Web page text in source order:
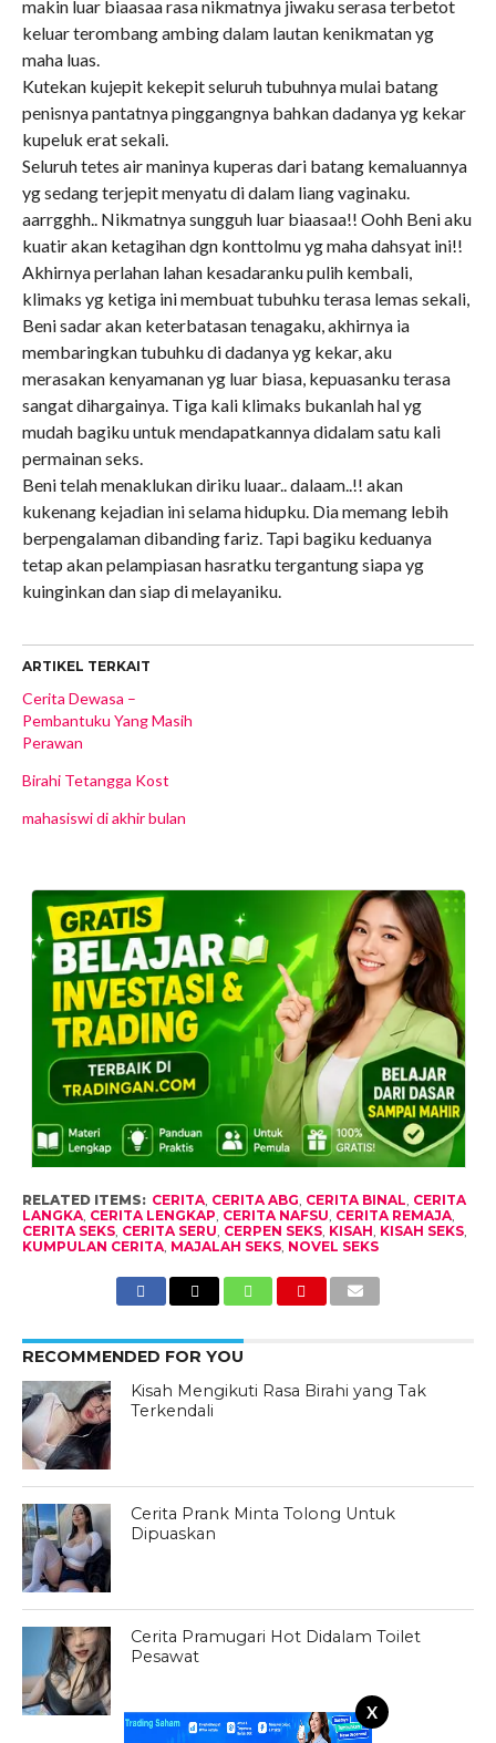
X
makin luar biaasaa rasa nikmatnya jiwaku serasa terbetot
keluar terombang ambing dalam lautan kenikmatan yg
maha luas.
Kutekan kujepit kekepit seluruh tubuhnya mulai batang
penisnya pantatnya pinggangnya bahkan dadanya yg kekar
kupeluk erat sekali.
Seluruh tetes air maninya kuperas dari batang kemaluannya
yg sedang terjepit menyatu di dalam liang vaginaku.
aarrgghh.. Nikmatnya sungguh luar biaasaa!! Oohh Beni aku
kuatir akan ketagihan dgn konttolmu yg maha dahsyat ini!!
Akhirnya perlahan lahan kesadaranku pulih kembali,
klimaks yg ketiga ini membuat tubuhku terasa lemas sekali,
Beni sadar akan keterbatasan tenagaku, akhirnya ia
membaringkan tubuhku di dadanya yg kekar, aku
merasakan kenyamanan yg luar biasa, kepuasanku terasa
sangat dihargainya. Tiga kali klimaks bukanlah hal yg
mudah bagiku untuk mendapatkannya didalam satu kali
permainan seks.
Beni telah menaklukan diriku luaar.. dalaam..!! akan
kukenang kejadian ini selama hidupku. Dia memang lebih
berpengalaman dibanding fariz. Tapi bagiku keduanya
tetap akan pelampiasan hasratku tergantung siapa yg
kuinginkan dan siap di melayaniku.
ARTIKEL TERKAIT
Cerita Dewasa –
Pembantuku Yang Masih
Perawan
Birahi Tetangga Kost
mahasiswi di akhir bulan
RELATED ITEMS: CERITA, CERITA ABG, CERITA BINAL, CERITA
LANGKA, CERITA LENGKAP, CERITA NAFSU, CERITA REMAJA,
CERITA SEKS, CERITA SERU, CERPEN SEKS, KISAH, KISAH SEKS,
KUMPULAN CERITA, MAJALAH SEKS, NOVEL SEKS
RECOMMENDED FOR YOU
Kisah Mengikuti Rasa Birahi yang Tak
Terkendali
Cerita Prank Minta Tolong Untuk
Dipuaskan
Cerita Pramugari Hot Didalam Toilet
Pesawat